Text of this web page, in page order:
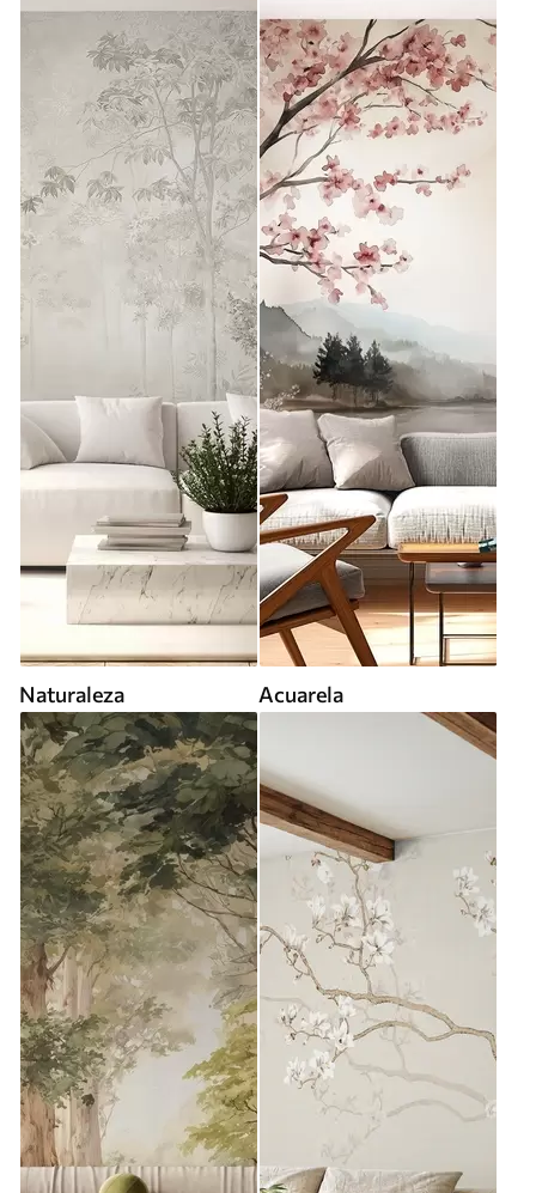
Naturaleza Acuarela